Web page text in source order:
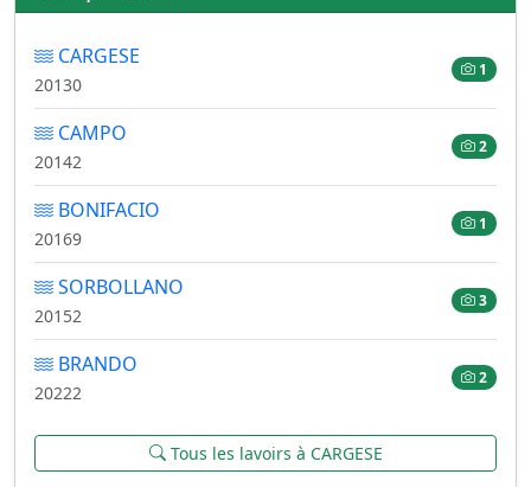
CARGESE
20130
1
CAMPO
20142
2
BONIFACIO
20169
1
SORBOLLANO
20152
3
BRANDO
20222
2
Tous les lavoirs à CARGESE